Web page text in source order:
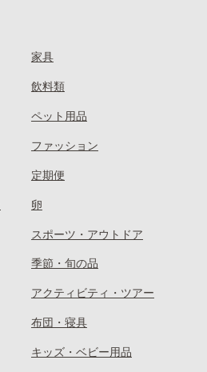
家具
飲料類
ペット用品
ファッション
定期便
卵
スポーツ・アウトドア
季節・旬の品
アクティビティ・ツアー
布団・寝具
キッズ・ベビー用品